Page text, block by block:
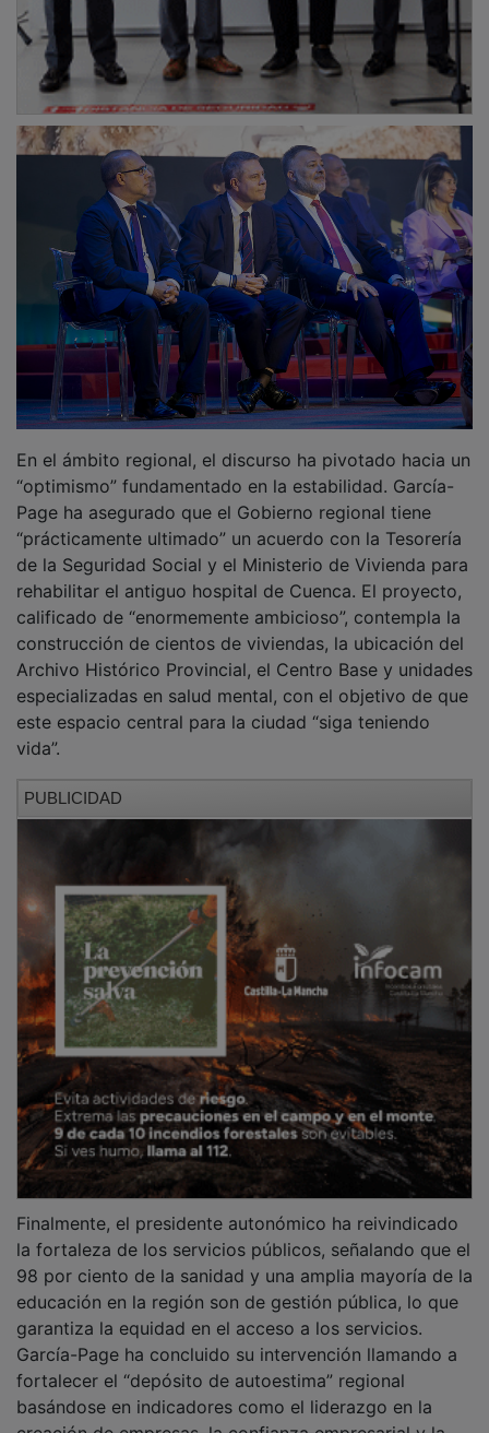
“optimismo” fundamentado en la estabilidad. García-
Page ha asegurado que el Gobierno regional tiene
“prácticamente ultimado” un acuerdo con la Tesorería
de la Seguridad Social y el Ministerio de Vivienda para
rehabilitar el antiguo hospital de Cuenca. El proyecto,
calificado de “enormemente ambicioso”, contempla la
construcción de cientos de viviendas, la ubicación del
Archivo Histórico Provincial, el Centro Base y unidades
especializadas en salud mental, con el objetivo de que
este espacio central para la ciudad “siga teniendo
vida”.
PUBLICIDAD
Finalmente, el presidente autonómico ha reivindicado
98 por ciento de la sanidad y una amplia mayoría de la
educación en la región son de gestión pública, lo que
garantiza la equidad en el acceso a los servicios.
García-Page ha concluido su intervención llamando a
fortalecer el “depósito de autoestima” regional
basándose en indicadores como el liderazgo en la
creación de empresas, la confianza empresarial y la
llegada de inversión extranjera, rechazando
categóricamente la idea de que el país sea un Estado
fallido.
PUBLICIDAD